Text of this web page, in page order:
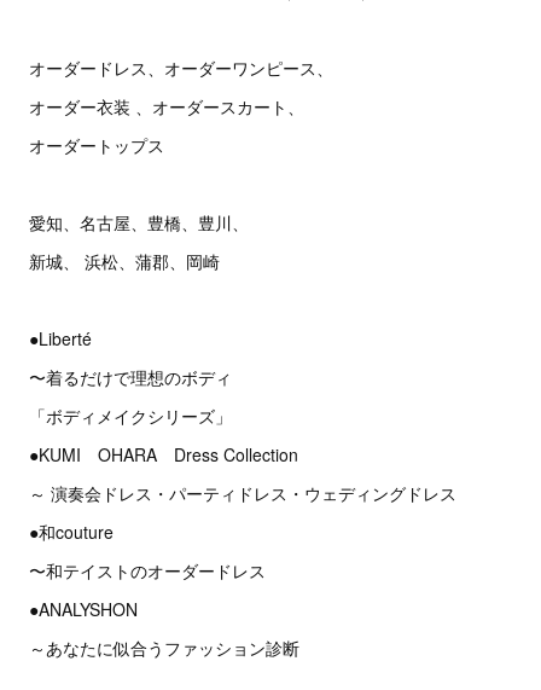
オーダードレス、オーダーワンピース、
オーダー衣装 、オーダースカート、
オーダートップス
愛知、名古屋、豊橋、豊川、
新城、 浜松、蒲郡、岡崎
●Liberté
〜着るだけで理想のボディ
「ボディメイクシリーズ」
●KUMI OHARA Dress Collection
～ 演奏会ドレス・パーティドレス・ウェディングドレス
●和couture
〜和テイストのオーダードレス
●ANALYSHON
～あなたに似合うファッション診断